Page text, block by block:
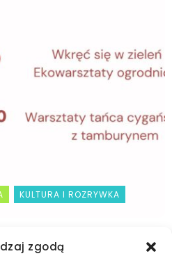
zgodą
KULTURA I ROZRYWKA
Miejsca Aktywności